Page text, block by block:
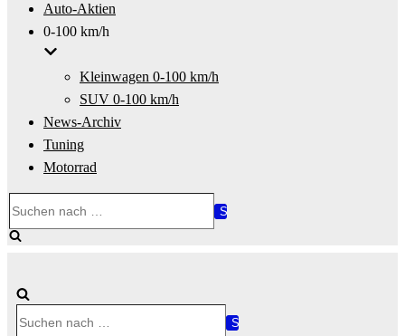
Auto-Aktien
0-100 km/h
Kleinwagen 0-100 km/h
SUV 0-100 km/h
News-Archiv
Tuning
Motorrad
nach …
nach …